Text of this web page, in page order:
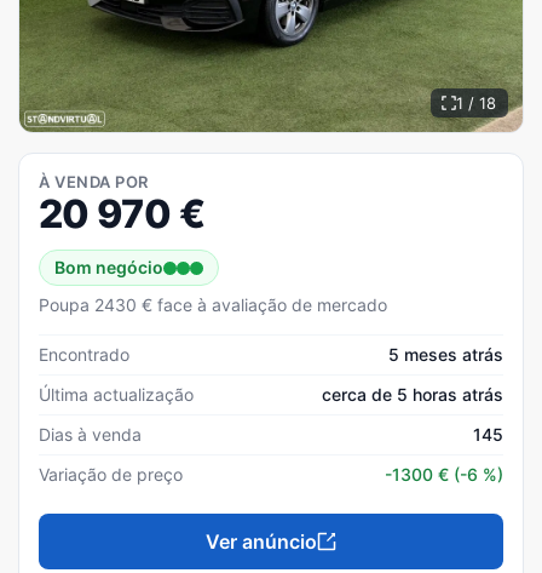
1 / 18
À VENDA POR
20 970 €
Bom negócio
Poupa 2430 € face à avaliação de mercado
Encontrado
5 meses atrás
Última actualização
cerca de 5 horas atrás
Dias à venda
145
Variação de preço
-1300 € (-6 %)
Ver anúncio